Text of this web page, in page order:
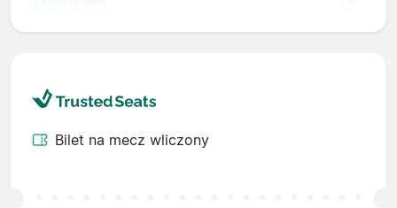
Bilet na mecz wliczony